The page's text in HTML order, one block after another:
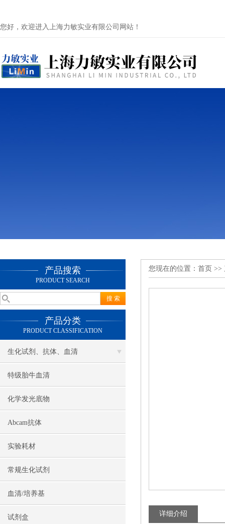
您好，欢迎进入上海力敏实业有限公司网站！
产品搜索
PRODUCT SEARCH
产品分类
PRODUCT CLASSIFICATION
生化试剂、抗体、血清
特级胎牛血清
化学发光底物
Abcam抗体
实验耗材
常规生化试剂
血清/培养基
试剂盒
您现在的位置： 首页 >>
详细介绍